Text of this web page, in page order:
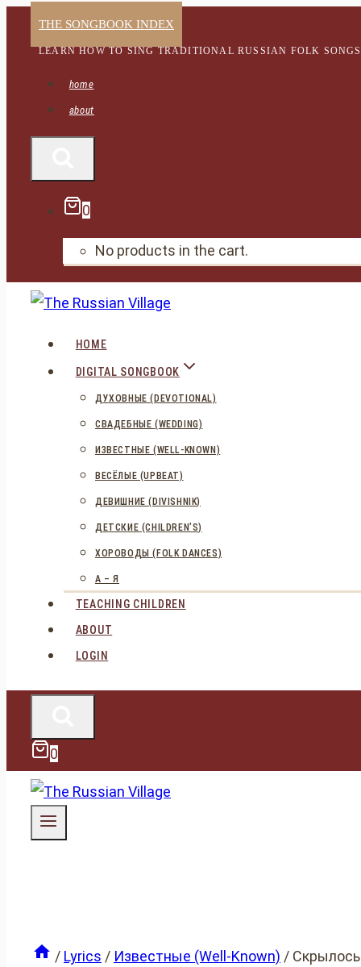
THE SONGBOOK INDEX
LEARN HOW TO SING TRADITIONAL RUSSIAN FOLK SONGS
home
about
0
No products in the cart.
HOME
DIGITAL SONGBOOK
ДУХОВНЫЕ (DEVOTIONAL)
СВАДЕБНЫЕ (WEDDING)
ИЗВЕСТНЫЕ (WELL-KNOWN)
ВЕСЁЛЫЕ (UPBEAT)
ДЕВИШНИЕ (DIVISHNIK)
ДЕТСКИЕ (CHILDREN’S)
ХОРОВОДЫ (FOLK DANCES)
А – Я
TEACHING CHILDREN
ABOUT
LOGIN
0
/ Lyrics / Известные (Well-Known) /